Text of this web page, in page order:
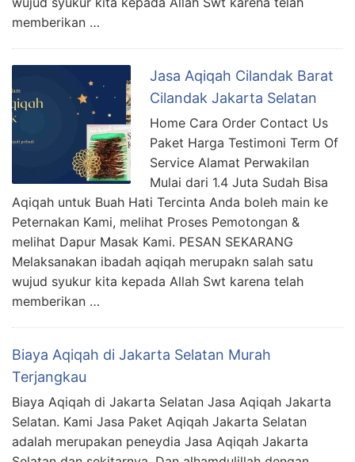
memberikan …
Jasa Aqiqah Cilandak Barat
Cilandak Jakarta Selatan
Home Cara Order Contact Us
Paket Harga Testimoni Term Of
Service Alamat Perwakilan
Mulai dari 1.4 Juta Sudah Bisa
Aqiqah untuk Buah Hati Tercinta Anda boleh main ke
Peternakan Kami, melihat Proses Pemotongan &
melihat Dapur Masak Kami. PESAN SEKARANG
Melaksanakan ibadah aqiqah merupakn salah satu
wujud syukur kita kepada Allah Swt karena telah
memberikan …
Biaya Aqiqah di Jakarta Selatan Murah
Terjangkau
Biaya Aqiqah di Jakarta Selatan Jasa Aqiqah Jakarta
Selatan. Kami Jasa Paket Aqiqah Jakarta Selatan
adalah merupakan peneydia Jasa Aqiqah Jakarta